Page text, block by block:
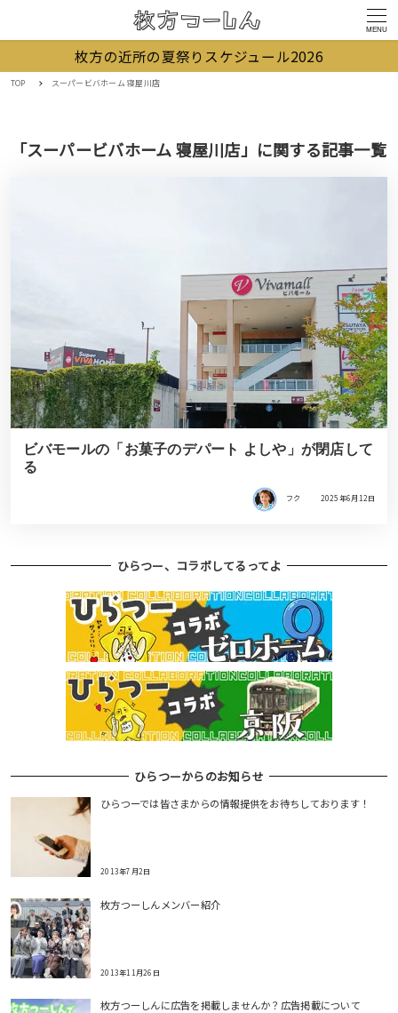
MENU
枚方の近所の夏祭りスケジュール2026
TOP スーパービバホーム 寝屋川店
「スーパービバホーム 寝屋川店」に関する記事一覧
ビバモールの「お菓子のデパート よしや」が閉店して
る
フク 2025年6月12日
ひらつー、コラボしてるってよ
ひらつーからのお知らせ
ひらつーでは皆さまからの情報提供をお待ちしております！
2013年7月2日
枚方つーしんメンバー紹介
2013年11月26日
枚方つーしんに広告を掲載しませんか？広告掲載について